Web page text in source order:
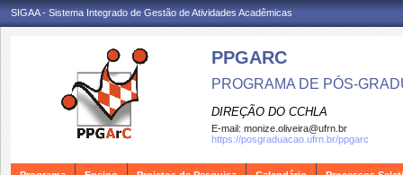
SIGAA - Sistema Integrado de Gestão de Atividades Acadêmicas
PPGARC
PROGRAMA DE PÓS-
DIREÇÃO DO CCHLA
E-mail: monize.oliveira@ufrn.br
https://posgraduacao.ufrn.br/ppgarc